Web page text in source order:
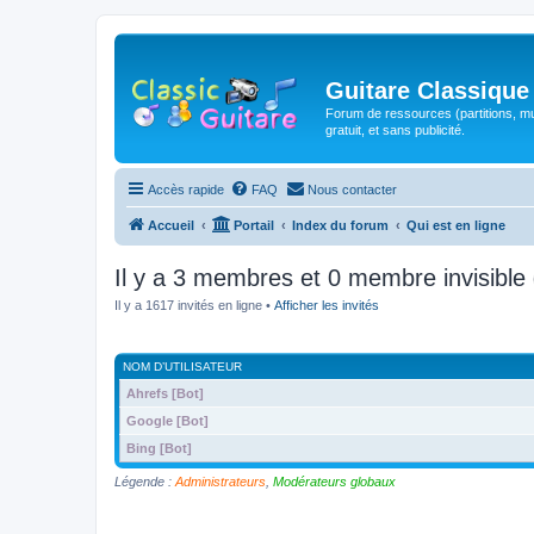
Guitare Classique
Forum de ressources (partitions,
gratuit, et sans publicité.
Accès rapide FAQ Nous contacter
Accueil Portail Index du forum Qui est en ligne
Il y a 3 membres et 0 membre invisible
Il y a 1617 invités en ligne • Afficher les invités
NOM D’UTILISATEUR
Ahrefs [Bot]
Google [Bot]
Bing [Bot]
Légende : Administrateurs Modérateurs globaux